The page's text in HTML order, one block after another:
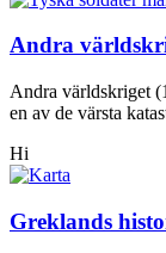
Andra
Andra världskriget
en av de värsta
Hi
Greklands